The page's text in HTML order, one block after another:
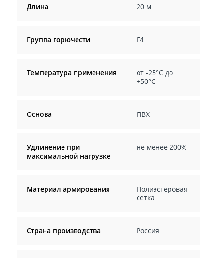
Длина 20 м
Группа горючести Г4
Температура применения
от -25°С до
+50°С
Основа ПВХ
Удлинение при
максимальной нагрузке
не менее 200%
Материал армирования
Полиэстеровая
сетка
Страна производства Россия